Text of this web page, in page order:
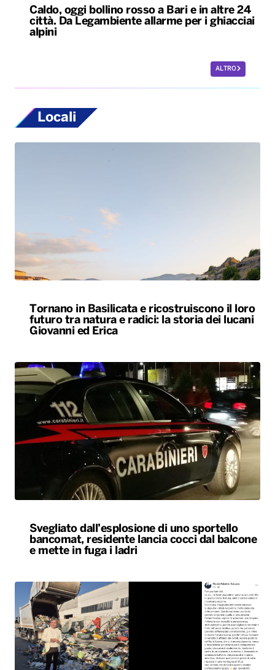
Caldo, oggi bollino rosso a Bari e in altre 24
città. Da Legambiente allarme per i ghiacciai
alpini
ALTRO
Locali
Tornano in Basilicata e ricostruiscono il loro
futuro tra natura e radici: la storia dei lucani
Giovanni ed Erica
Svegliato dall’esplosione di uno sportello
bancomat, residente lancia cocci dal balcone
e mette in fuga i ladri